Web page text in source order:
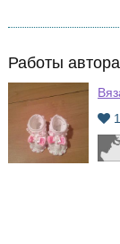
Работы